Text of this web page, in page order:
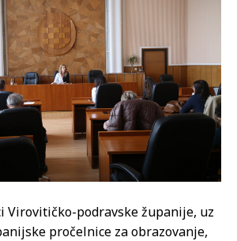
Virovitičko-podravske županije, uz
pročelnice za obrazovanje,